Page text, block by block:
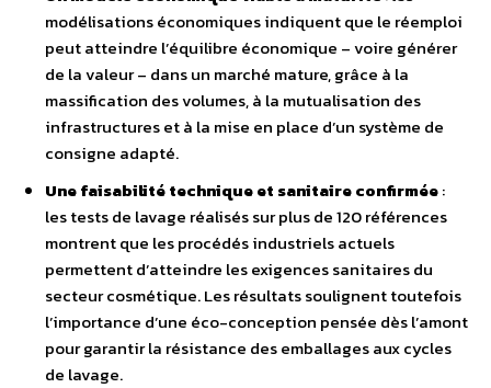
modélisations économiques indiquent que le réemploi
peut atteindre l’équilibre économique – voire générer
de la valeur – dans un marché mature, grâce à la
massification des volumes, à la mutualisation des
infrastructures et à la mise en place d’un système de
consigne adapté.
Une faisabilité technique et sanitaire confirmée:
les tests de lavage réalisés sur plus de 120 références
montrent que les procédés industriels actuels
permettent d’atteindre les exigences sanitaires du
secteur cosmétique. Les résultats soulignent toutefois
l’importance d’une éco-conception pensée dès l’amont
pour garantir la résistance des emballages aux cycles
de lavage.